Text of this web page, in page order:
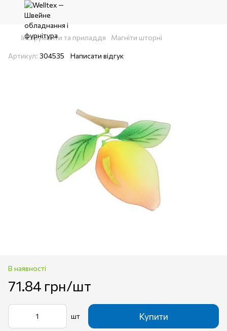
Інструменти та приладдя Магніти шторні
Артикул: 304535 Написати відгук
В наявності
71.84 грн/шт
шт Купити